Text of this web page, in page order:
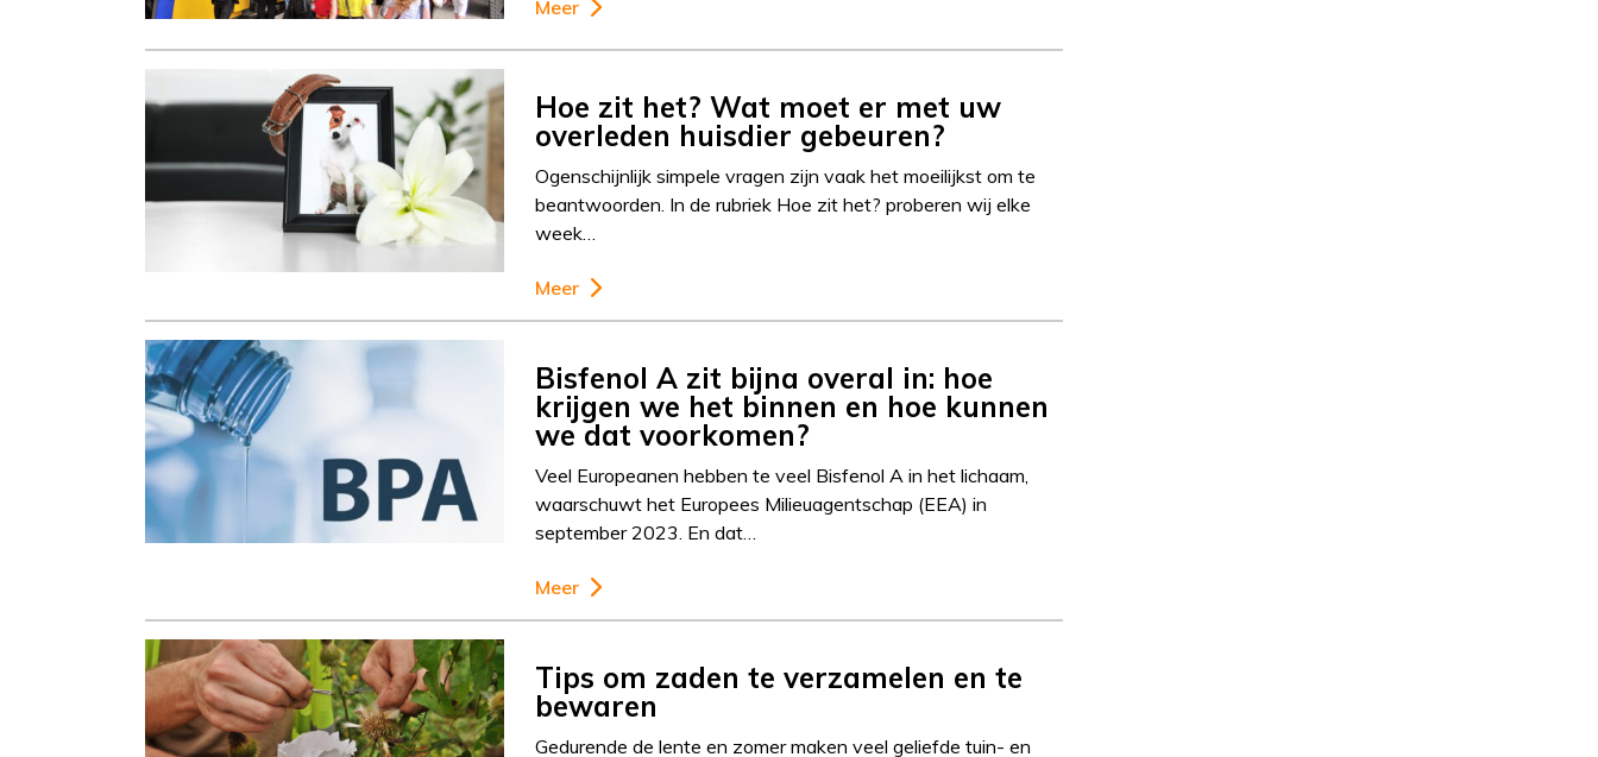
Meer
Hoe zit het? Wat moet er met uw
overleden huisdier gebeuren?
Ogenschijnlijk simpele vragen zijn vaak het moeilijkst om te
beantwoorden. In de rubriek Hoe zit het? proberen wij elke
week…
Meer
Bisfenol A zit bijna overal in: hoe
krijgen we het binnen en hoe kunnen
we dat voorkomen?
Veel Europeanen hebben te veel Bisfenol A in het lichaam,
waarschuwt het Europees Milieuagentschap (EEA) in
september 2023. En dat…
Meer
Tips om zaden te verzamelen en te
bewaren
Gedurende de lente en zomer maken veel geliefde tuin- en